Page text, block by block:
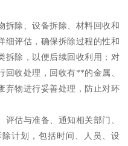
拆除、设备拆除、材料回收和
细评估，确保拆除过程的性和
拆除，以便后续回收利用；对
回收处理，回收有**的金属、
弃物进行妥善处理，防止对环
估与准备、通知相关部门、
计划，包括时间、人员、设